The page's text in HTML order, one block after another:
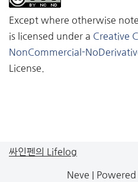
Except where otherwise
is licensed under a Creative
NonCommercial-
License.
싸인펜의 Lifelog
Neve | Powered